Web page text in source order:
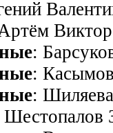
:
:
:
Шестопалов